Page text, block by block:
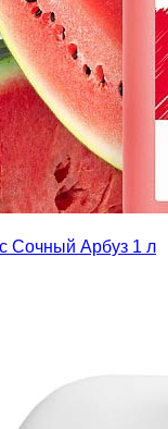
Сочный Арбуз 1 л